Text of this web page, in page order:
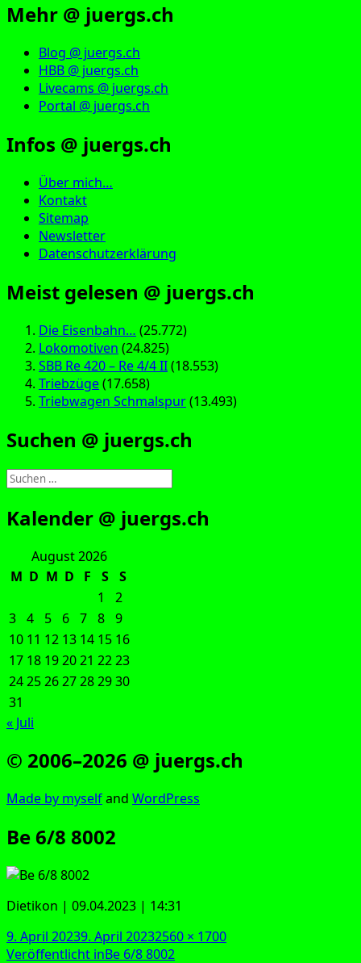
Mehr @ juergs.ch
Blog @ juergs.ch
HBB @ juergs.ch
Livecams @ juergs.ch
Portal @ juergs.ch
Infos @ juergs.ch
Über mich…
Kontakt
Sitemap
Newsletter
Datenschutzerklärung
Meist gelesen @ juergs.ch
Die Eisenbahn… (25.772)
Lokomotiven (24.825)
SBB Re 420 – Re 4/4 II(18.553)
Triebzüge(17.658)
Triebwagen Schmalspur(13.493)
Suchen @ juergs.ch
Suchen
nach:
Kalender @ juergs.ch
August 2026
M D M D F S
S
1
2
3 4 5 6 7 8 9
10 11 12 13 14 15 16
17 18 192021 2223
24252627282930
31
« Juli
© 2006–2026 @ juergs.ch
Made by mys­elfand Word­Press
Be 6/8 8002
Die­ti­kon | 09.04.2023 | 14:31
Veröffentlicht
am
9. April 20239. April 2023Originalgröße
2560 × 1700
Veröffentlicht inBe 6/8 8002